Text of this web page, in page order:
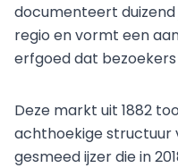
documenteert
regio en vormt een
erfgoed dat
Deze markt uit 1882
achthoekige structuur
gesmeed ijzer die in